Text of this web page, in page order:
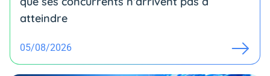
atteindre
05/08/2026